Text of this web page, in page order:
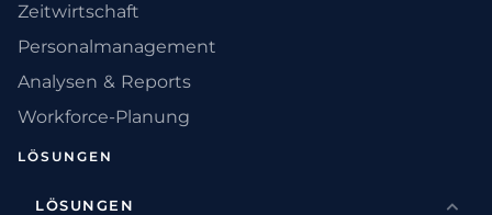
Zeitwirtschaft
Personalmanagement
Analysen & Reports
Workforce-Planung
LÖSUNGEN
LÖSUNGEN